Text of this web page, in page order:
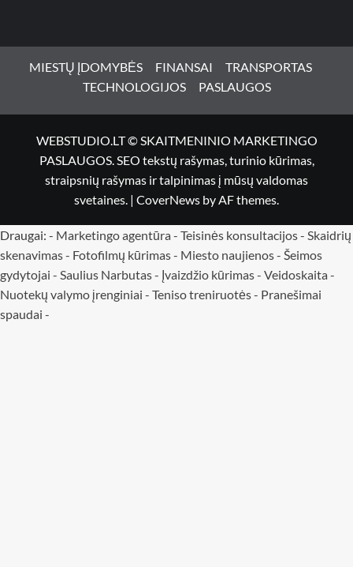
MIESTŲ ĮDOMYBĖS FINANSAI
TRANSPORTAS
TECHNOLOGIJOS
PASLAUGOS
WEBSTUDIO.LT © SKAITMENINIO MARKETINGO
PASLAUGOS. SEO tekstų rašymas, turinio kūrimas,
straipsnių rašymas ir talpinimas į mūsų valdomas
svetaines. | CoverNews by AF themes.
Draugai: - Marketingo agentūra - Teisinės konsultacijos- Skaidrių
skenavimas- Fotofilmų kūrimas- Miesto naujienos- Šeimos
gydytojai - Saulius Narbutas- Įvaizdžio kūrimas- Veidoskaita -
Nuotekų valymo įrenginiai - Teniso treniruotės- Pranešimai
spaudai -